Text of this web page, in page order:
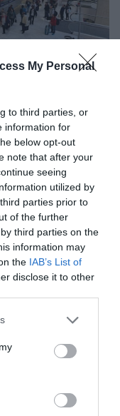
My Personal
to third parties, or
information for
below opt-out
note that after your
seeing
utilized by
parties prior to
of the further
third parties on the
information may
the IAB’s List of
disclose it to other
or more Google
You may click to
party tags to
in below Google
Gaulle
ahol 313
barcelonaiJosep
komoly
három törlést
fejét az
is, ahol 235
Frankfurt
repülőtéren 213
továbbá